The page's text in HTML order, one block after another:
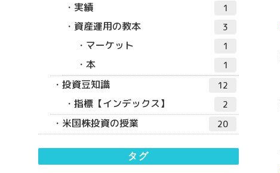
実績 1
資産運用の教本 3
マーケット 1
本 1
投資豆知識 12
指標【インデックス】 2
米国株投資の授業 20
タグ